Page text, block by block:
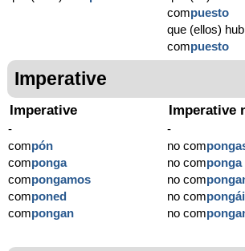
compuesto
que (ellos)
compuesto
Imperative
Imperative
-
compón
componga
compongamos
componed
compongan
Imperative
-
no com
no componga
no com
no com
no com